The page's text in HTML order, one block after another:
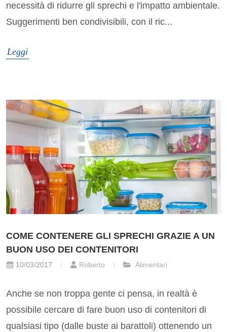
necessità di ridurre gli sprechi e l'impatto ambientale.
Suggerimenti ben condivisibili, con il ric...
Leggi
COME CONTENERE GLI SPRECHI GRAZIE A UN
BUON USO DEI CONTENITORI
10/03/2017 Roberto Alimentari
Anche se non troppa gente ci pensa, in realtà è
possibile cercare di fare buon uso di contenitori di
qualsiasi tipo (dalle buste ai barattoli) ottenendo un